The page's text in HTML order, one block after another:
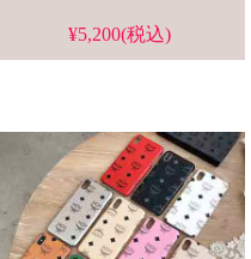
¥5,200(税込)